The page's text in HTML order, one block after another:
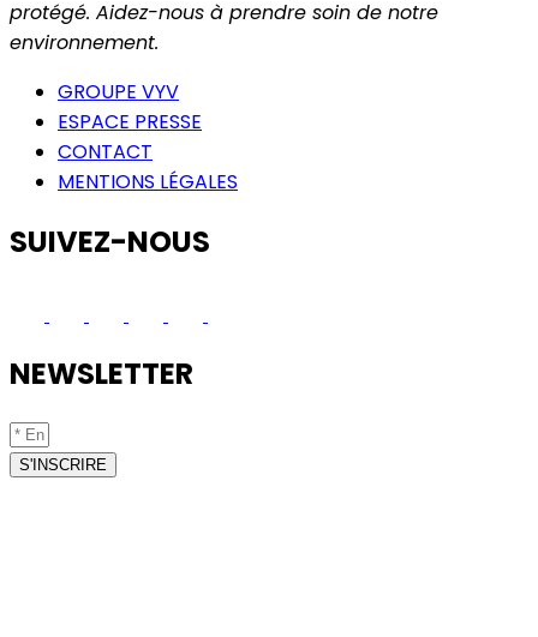
protégé. Aidez-nous à prendre soin de notre
environnement.
GROUPE VYV
ESPACE PRESSE
CONTACT
MENTIONS LÉGALES
SUIVEZ-NOUS
NEWSLETTER
S'INSCRIRE